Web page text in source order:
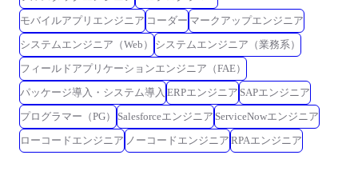
モバイルアプリエンジニア コーダー マークアップエンジニア
システムエンジニア（Web）
システムエンジニア（業務系）
フィールドアプリケーションエンジニア（FAE）
パッケージ導入・システム導入 ERPエンジニア SAPエンジニア
プログラマー（PG）
Salesforceエンジニア ServiceNowエンジニア
ローコードエンジニア ノーコードエンジニア RPAエンジニア